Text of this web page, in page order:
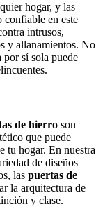
hogar, y las
confiable en este
intrusos,
y allanamientos. No
por sí sola puede
de hierro son
que puede
tu hogar. En nuestra
de diseños
las puertas de
la arquitectura de
y clase.